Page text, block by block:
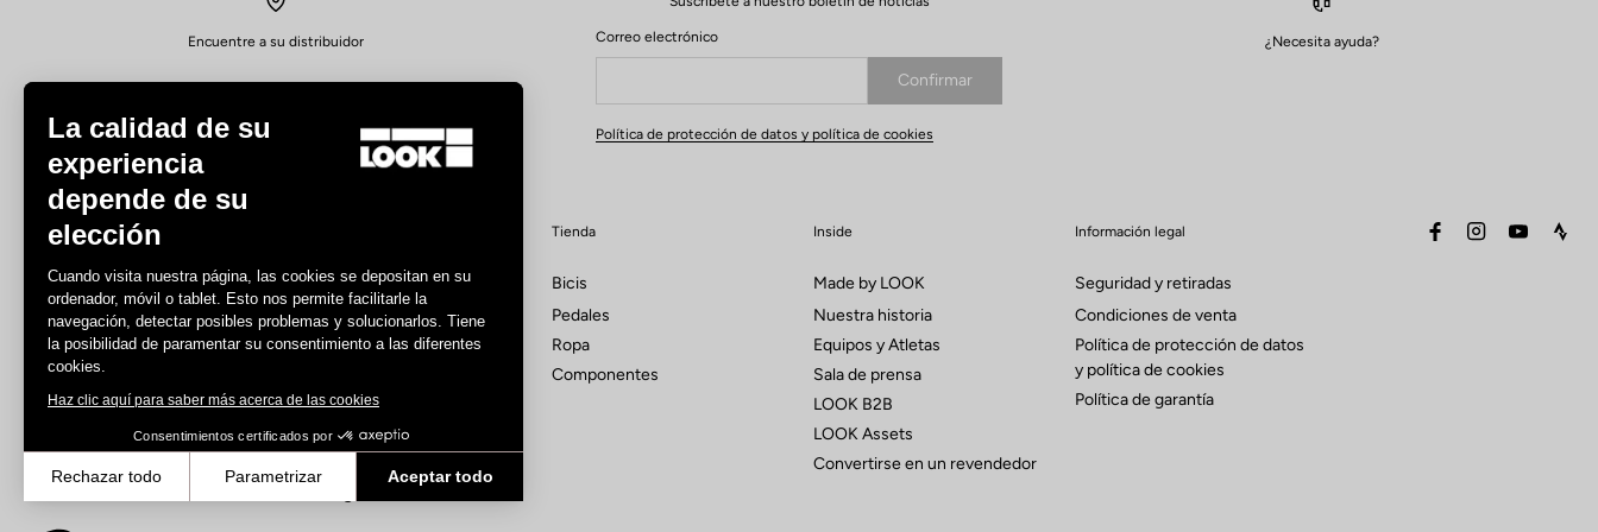
Encuentre a su distribuidor Correo electrónico
Confirmar
Su correo electrónico ha sido registrado
Política de protección de datos y política de cookies
¿Necesita ayuda?
Carretera
Pista
Triatlón
E-bike
MTB
Tienda
Bicis
Pedales
Ropa
Componentes
Inside
Made by LOOK
Nuestra historia
Equipos y Atletas
Sala de prensa
LOOK B2B
LOOK Assets
Convertirse en un revendedor
Información legal
Seguridad y retiradas
Condiciones de venta
Política de protección de datos
y política de cookies
Política de garantía
facebookinstagramyoutube
La calidad de su
experiencia
depende de su
elección
Cuando visita nuestra página, las cookies se depositan en su
ordenador, móvil o tablet. Esto nos permite facilitarle la
navegación, detectar posibles problemas y solucionarlos. Tiene
la posibilidad de paramentar su consentimiento a las diferentes
cookies.
Haz clic aquí para saber más acerca de las cookies
Consentimientos certificados por
Rechazar todo Parametrizar
Aceptar todo